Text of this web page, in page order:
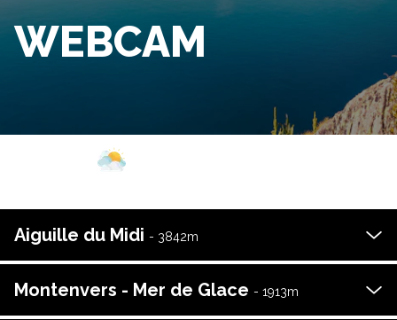
WEBCAM
Aiguille du Midi - 3842m
Montenvers - Mer de Glace - 1913m